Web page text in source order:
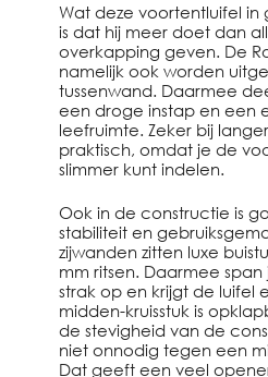
Wat deze voortentluifel in
is dat hij meer doet dan
overkapping geven. De
namelijk ook worden
tussenwand. Daarmee
een droge instap en een
leefruimte. Zeker bij
praktisch, omdat je de
slimmer kunt indelen.
Ook in de constructie is
stabiliteit en
zijwanden zitten luxe
mm ritsen. Daarmee
strak op en krijgt de luifel
midden-kruisstuk is
de stevigheid van de
niet onnodig tegen een
Dat geeft een veel